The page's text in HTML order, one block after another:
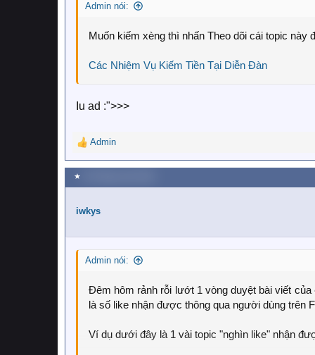
Admin nói:
Muốn kiếm xèng thì nhấn Theo dõi cái topic này
Các Nhiệm Vụ Kiếm Tiền Tại Diễn Đàn
Iu ad :">>>
R
e
a
c
i
n
s
Admin
★
iwkys
Admin nói:
Đêm hôm rảnh rỗi lướt 1 vòng duyệt bài viết
là số like nhận được thông qua người dùng trên
Ví dụ dưới đây là 1 vài topic "nghìn like" nhận